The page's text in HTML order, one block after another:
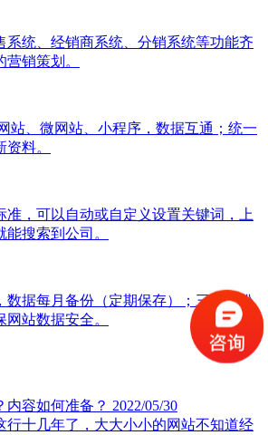
系统、经销商系统、分销系统等功能齐
销策划。
站、微网站、小程序，数据互通；统一
料。
准，可以自动或自定义设置关键词，上
搜索到公司。
数据每月备份（定期保存）；三处备份
站数据安全。
内容如何准备？ 2022/05/30
行十几年了，大大小小的网站不知道经